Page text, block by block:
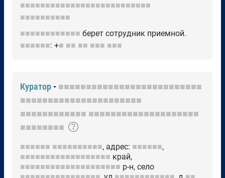
■■■■■■■■■■■■■■■■■■■■■■■■■■
■■■■■■■■■■
■■■■■■■■■■■■ берет сотрудник приемной.
■■■■■■: +■ ■■ ■■ ■■■ ■■■
Куратор - ■■■■■■■■■■■■■■■■■■■■■■■■■■
■■■■■■■■■■■■■■■■■■■■■■
■■■■■■■■■■■■ ■■■■■■■■■■■■■■■■■■■■
■■■■■■■■
■■■■■■ ■■■■■■■■■■, адрес: ■■■■■■,
■■■■■■■■■■■■■■■■■■ край,
■■■■■■■■■■■■■■■■■■■■ р-н, село